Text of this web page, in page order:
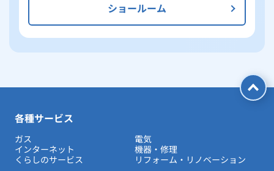
ショールーム
各種サービス
ガス
電気
インターネット
機器・修理
くらしのサービス
リフォーム・リノベーション